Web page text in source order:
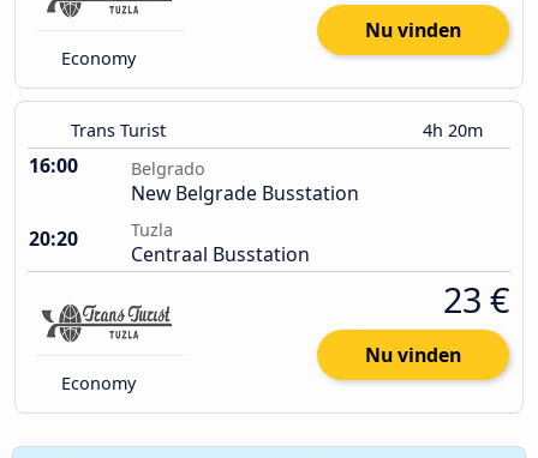
Economy
Nu vinden
Trans Turist 4h 20m
16:00 Belgrado
New Belgrade Busstation
20:20
Tuzla
Centraal Busstation
Economy
23 €
Nu vinden